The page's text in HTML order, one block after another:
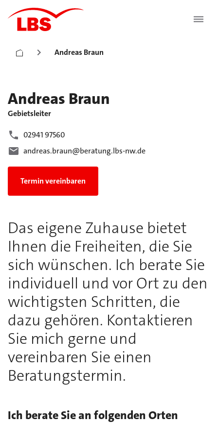
Andreas Braun
Andreas Braun
Gebietsleiter
02941 97560
andreas.braun@beratung.lbs-nw.de
Termin vereinbaren
Das eigene Zuhause bietet
Ihnen die Freiheiten, die Sie
sich wünschen. Ich berate Sie
individuell und vor Ort zu den
wichtigsten Schritten, die
dazu gehören. Kontaktieren
Sie mich gerne und
vereinbaren Sie einen
Beratungstermin.
Ich berate Sie an folgenden Orten